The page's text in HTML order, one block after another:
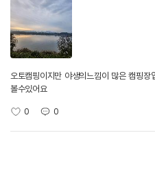
오토캠핑이지만 야생의느낌이 많은 캠핑
볼수있어요
0 0